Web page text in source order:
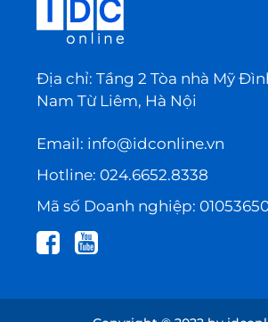
Địa chỉ: Tầng 2 Tòa nhà Mỹ
Nam Từ Liêm, Hà Nội
Email: info@idconline.vn
Hotline: 024.6652.8338
Mã số Doanh nghiệp: